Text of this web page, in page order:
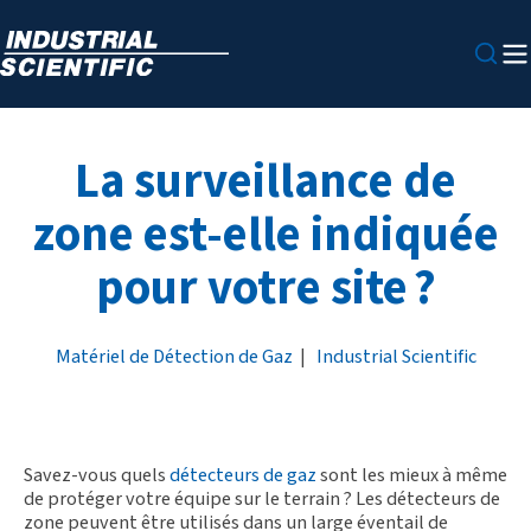
La surveillance de
zone est-elle indiquée
pour votre site ?
Matériel de Détection de Gaz | Industrial Scientific
Savez-vous quelsdétecteurs de gazsont les mieux à même
de protéger votre équipe sur le terrain ? Les détecteurs de
zone peuvent être utilisés dans un large éventail de